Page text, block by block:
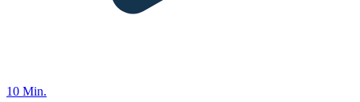
10 Min.